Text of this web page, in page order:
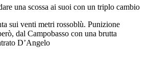
una scossa ai suoi con un triplo cambio
sui venti metri rossoblù. Punizione
dal Campobasso con una brutta
D’Angelo